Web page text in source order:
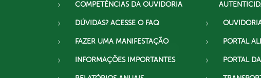
COMPETÊNCIAS DA OUVIDORIA
DÚVIDAS? ACESSE O FAQ
FAZER UMA MANIFESTAÇÃO
INFORMAÇÕES IMPORTANTES
PORTAL
PORTAL